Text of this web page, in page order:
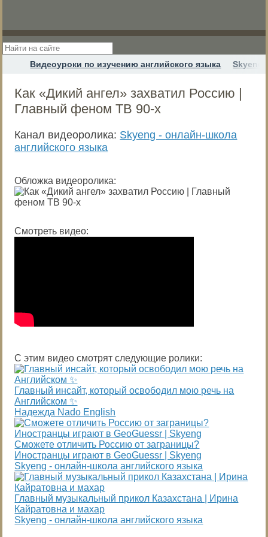
Видеоуроки по изучению английского языка Skyeng
Как «Дикий ангел» захватил Россию |
Главный феном ТВ 90-х
Канал видеоролика: Skyeng - онлайн-школа
английского языка
Обложка видеоролика:
Смотреть видео:
С этим видео смотрят следующие ролики:
Главный инсайт, который освободил мою речь на
Английском ✨
Надежда Nado English
Сможете отличить Россию от заграницы?
Иностранцы играют в GeoGuessr | Skyeng
Skyeng - онлайн-школа английского языка
Главный музыкальный прикол Казахстана | Ирина
Кайратовна и махар
Skyeng - онлайн-школа английского языка